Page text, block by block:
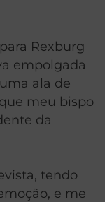
Rexburg
empolgada
ala de
meu bispo
da
tendo
e me